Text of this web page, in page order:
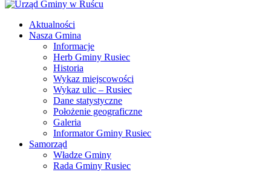
Aktualności
Nasza Gmina
Informacje
Herb Gminy Rusiec
Historia
Wykaz miejscowości
Wykaz ulic – Rusiec
Dane statystyczne
Położenie geograficzne
Galeria
Informator Gminy Rusiec
Samorząd
Władze Gminy
Rada Gminy Rusiec